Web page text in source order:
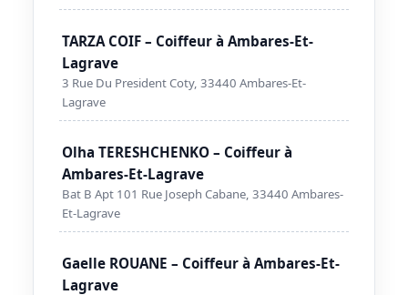
TARZA COIF – Coiffeur à Ambares-Et-
Lagrave
3 Rue Du President Coty, 33440 Ambares-Et-
Lagrave
Olha TERESHCHENKO – Coiffeur à
Ambares-Et-Lagrave
Bat B Apt 101 Rue Joseph Cabane, 33440 Ambares-
Et-Lagrave
Gaelle ROUANE – Coiffeur à Ambares-Et-
Lagrave